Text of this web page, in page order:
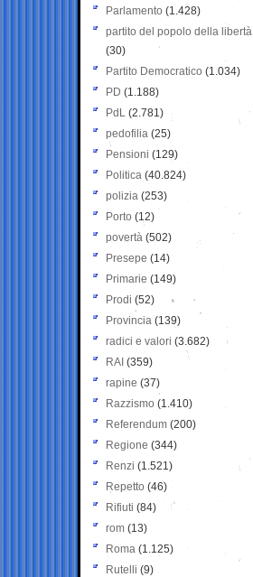
Parlamento (1.428)
partito del popolo della libertà
(30)
Partito Democratico (1.034)
PD (1.188)
PdL (2.781)
pedofilia (25)
Pensioni (129)
Politica (40.824)
polizia (253)
Porto (12)
povertà (502)
Presepe (14)
Primarie (149)
Prodi (52)
Provincia (139)
radici e valori (3.682)
RAI (359)
rapine (37)
Razzismo (1.410)
Referendum (200)
Regione (344)
Renzi (1.521)
Repetto (46)
Rifiuti (84)
rom (13)
Roma (1.125)
Rutelli (9)